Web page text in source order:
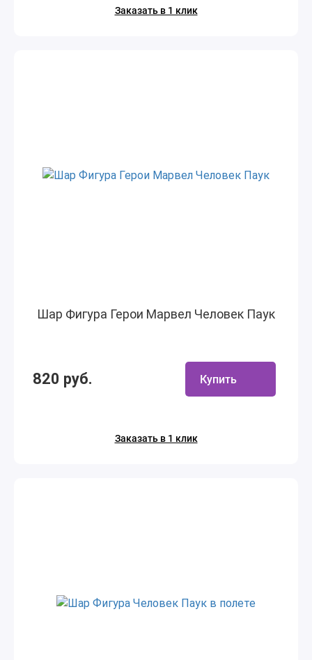
Заказать в 1 клик
Шар Фигура Герои Марвел Человек Паук
820 руб. Купить
Заказать в 1 клик